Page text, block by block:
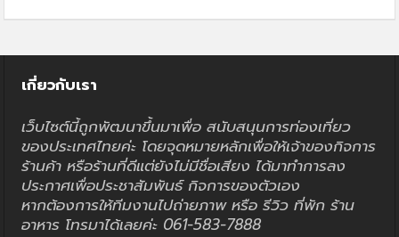
เกี่ยวกับเรา
เว็บไซต์นี้ถูกพัฒนาขึ้นมาเพื่อ สนับสนุนการท่องเที่ยว
ของประเทศไทยค่ะ โดยจุดหมายหลักเพื่อให้เจ้าของกิจการ
ร้านค้า หรือร้านที่ดีแต่ยังไม่มีชื่อเสียง ได้มาทำการลง
ประกาศเพื่อประชาสัมพันธ์ กิจการของตัวเอง
หากต้องการให้ทีมงานไปถ่ายภาพ หรือ รีวิว ที่พัก ร้าน
อาหาร โทรมาได้เลยค่ะ 061-583-7888